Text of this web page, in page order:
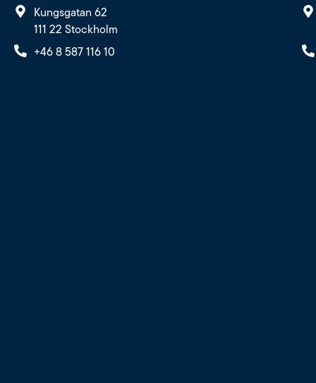
Kungsgatan 62
111 22 Stockholm
+46 8 587 116 10